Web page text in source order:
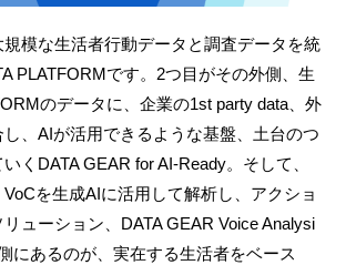
模な生活者行動データと調査データを統
PLATFORMです。2つ目がその外側、生
のデータに、企業の1st party data、外
、AIが活用できるような基盤、土台のつ
くDATA GEAR for AI-Ready。そして、
を生成AIに活用して解析し、アクショ
ューション、DATA GEAR Voice Analysi
にあるのが、実在する生活者をベース